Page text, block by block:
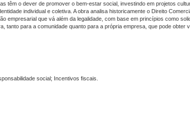
têm o dever de promover o bem-estar social, investindo em projetos
individual e coletiva. A obra analisa historicamente o Direito
empresarial que vá além da legalidade, com base em princípios como
tanto para a comunidade quanto para a própria empresa, que pode obter
social; Incentivos fiscais.